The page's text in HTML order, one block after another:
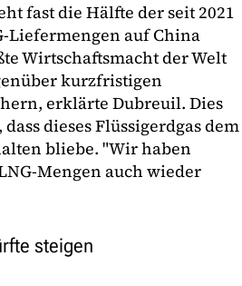
fast die Hälfte der seit 2021
Liefermengen auf China
Wirtschaftsmacht der Welt
kurzfristigen
erklärte Dubreuil. Dies
dieses Flüssigerdgas dem
bliebe. "Wir haben
Mengen auch wieder
steigen